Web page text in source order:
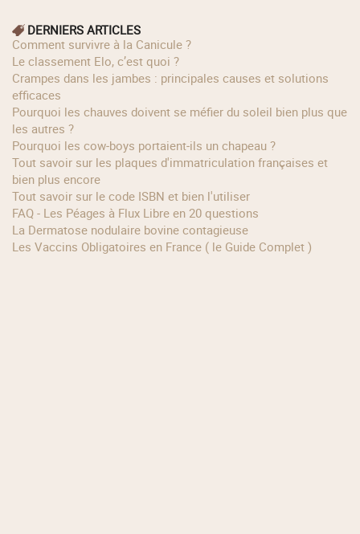
DERNIERS ARTICLES
Comment survivre à la Canicule ?
Le classement Elo, c’est quoi ?
Crampes dans les jambes : principales causes et solutions
efficaces
Pourquoi les chauves doivent se méfier du soleil bien plus que
les autres ?
Pourquoi les cow‑boys portaient‑ils un chapeau ?
Tout savoir sur les plaques d'immatriculation françaises et
bien plus encore
Tout savoir sur le code ISBN et bien l'utiliser
FAQ - Les Péages à Flux Libre en 20 questions
La Dermatose nodulaire bovine contagieuse
Les Vaccins Obligatoires en France ( le Guide Complet )